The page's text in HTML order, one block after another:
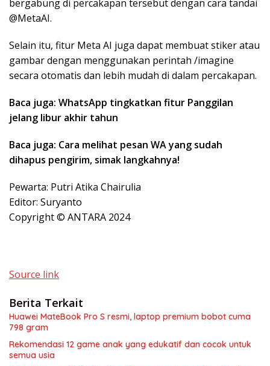
bergabung di percakapan tersebut dengan cara tandai
@MetaAI.
Selain itu, fitur Meta AI juga dapat membuat stiker atau
gambar dengan menggunakan perintah /imagine
secara otomatis dan lebih mudah di dalam percakapan.
Baca juga: WhatsApp tingkatkan fitur Panggilan
jelang libur akhir tahun
Baca juga: Cara melihat pesan WA yang sudah
dihapus pengirim, simak langkahnya!
Pewarta: Putri Atika Chairulia
Editor: Suryanto
Copyright © ANTARA 2024
Source link
Berita Terkait
Huawei MateBook Pro S resmi, laptop premium bobot cuma
798 gram
Rekomendasi 12 game anak yang edukatif dan cocok untuk
semua usia